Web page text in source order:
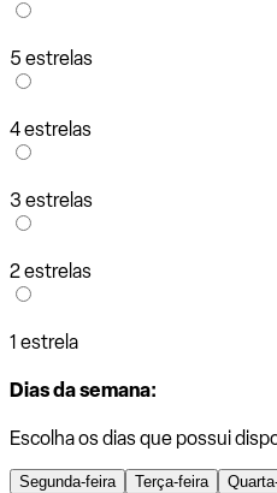
5 estrelas
4 estrelas
3 estrelas
2 estrelas
1 estrela
Dias da semana:
Escolha os dias que possui
Segunda-feira Terça-feira